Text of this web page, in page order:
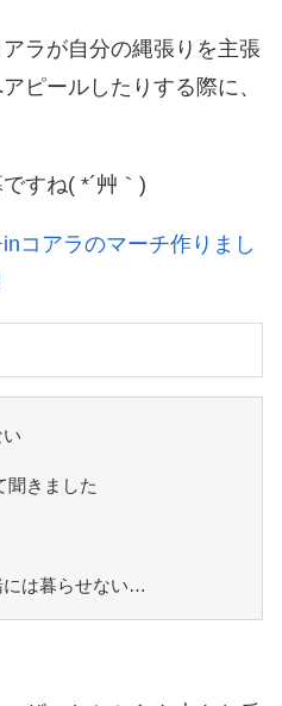
ラが自分の縄張りを主張
ピールしたりする際に、
すね( *´艸｀)
inコアラのマーチ作りまし
聞きました
には暮らせない…